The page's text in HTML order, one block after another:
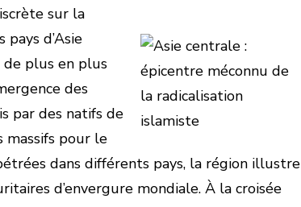
sur la
d’Asie
plus en plus
des
par des natifs de
massifs pour le
dans différents pays, la région illustre
d’envergure mondiale. À la croisée